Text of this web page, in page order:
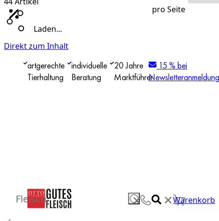
Laden...
Direkt zum Inhalt
artgerechte
Tierhaltung
individuelle
Beratung
20 Jahre
Marktführer
15 % bei
Newsletteranmeldung
✕ ✕Warenkorb
Fleisch
pro Seite